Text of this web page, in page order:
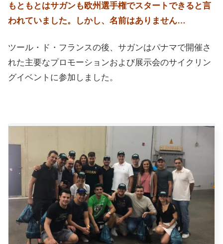
もともとはサガンも欧州選手権でスタートできると言
われていました。しかし、名前はありません…
ツール・ド・フランスの後、サガンはパナマで開催さ
れた主要なプロモーションおよび展示会のサイクリン
グイベントに参加しました。